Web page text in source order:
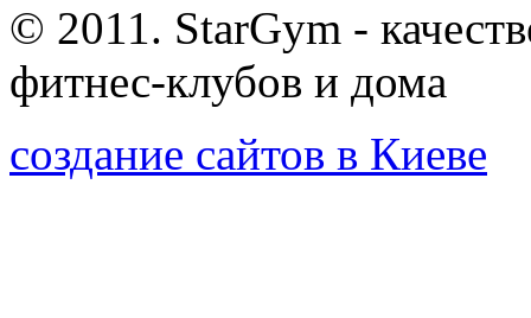
© 2011. StarGym -
фитнес-клубов и дома
создание сайтов в Киеве